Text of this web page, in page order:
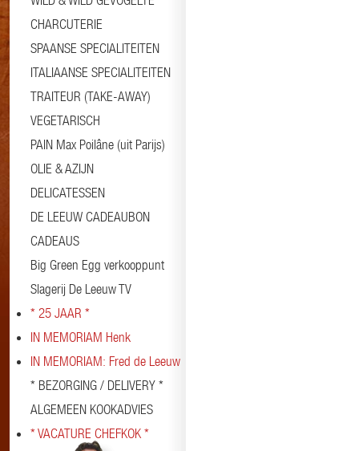
CHARCUTERIE
SPAANSE SPECIALITEITEN
ITALIAANSE SPECIALITEITEN
TRAITEUR (TAKE-AWAY)
VEGETARISCH
PAIN Max Poilâne (uit Parijs)
OLIE & AZIJN
DELICATESSEN
DE LEEUW CADEAUBON
CADEAUS
Big Green Egg verkooppunt
Slagerij De Leeuw TV
* 25 JAAR *
IN MEMORIAM Henk
IN MEMORIAM: Fred de Leeuw
* BEZORGING / DELIVERY *
ALGEMEEN KOOKADVIES
* VACATURE CHEFKOK *